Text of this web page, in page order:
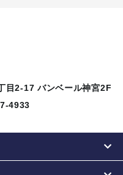
目2-17 バンベール神宮2F
4933